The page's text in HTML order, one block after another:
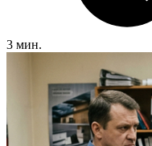
3 мин.